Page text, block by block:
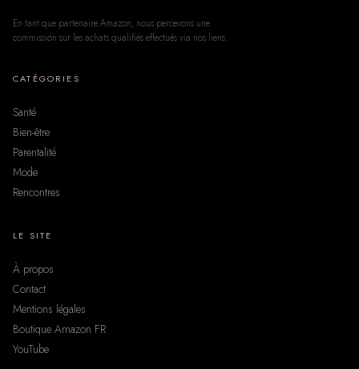
En tant que partenaire Amazon, nous percevons une
commission sur les achats qualifiés effectués via nos liens.
CATÉGORIES
Santé
Bien-être
Parentalité
Mode
Rencontres
LE SITE
À propos
Contact
Mentions légales
Boutique Amazon FR
YouTube